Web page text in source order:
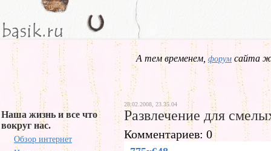
А тем временем,форум сайта
Наша жизнь и все что
вокруг нас.
Обзор интернет
28.02.2008, 23.35.04
Развлечение для
Комментариев: 0